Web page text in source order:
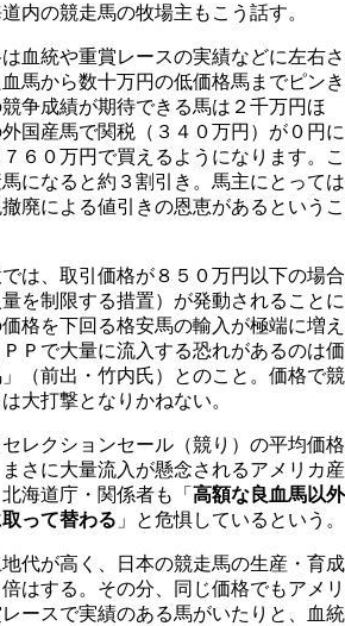
内の競走馬の牧場主もこう話す。
は血統や重賞レースの実績などに左右さ
馬から数十万円の低価格馬までピンき
争成績が期待できる馬は２千万円ほ
国産馬で関税（３４０万円）が０円に
６０万円で買えるようになります。こ
になると約３割引き。馬主にとっては
廃による値引きの恩恵があるというこ
は、取引価格が８５０万円以下の場合
を制限する措置）が発動されることに
格を下回る格安馬の輸入が極端に増え
Ｐで大量に流入する恐れがあるのは価
（前出・竹内氏）とのこと。価格で競
大打撃となりかねない。
レクションセール（競り）の平均価格
さに大量流入が懸念されるアメリカ産
海道庁・関係者も「 高額な良血馬以外
って替わる 」と危惧しているという。
地代が高く、日本の競走馬の生産・育成
はする。その分、同じ価格でもアメリ
ースで実績のある馬がいたりと、血統